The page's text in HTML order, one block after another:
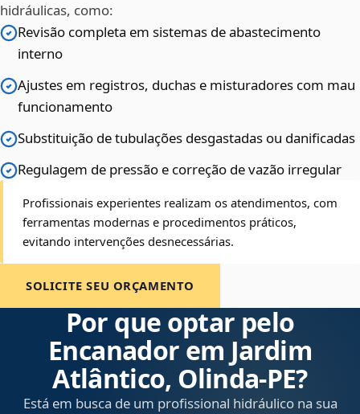
hidráulicas, como:
Revisão completa em sistemas de abastecimento
interno
Ajustes em registros, duchas e misturadores com mau
funcionamento
Substituição de tubulações desgastadas ou danificadas
Regulagem de pressão e correção de vazão irregular
Profissionais experientes realizam os atendimentos, com
ferramentas modernas e procedimentos práticos,
evitando intervenções desnecessárias.
SOLICITE SEU ORÇAMENTO
Por que optar pelo
Encanador em Jardim
Atlântico, Olinda‑PE?
Está em busca de um profissional hidráulico na sua